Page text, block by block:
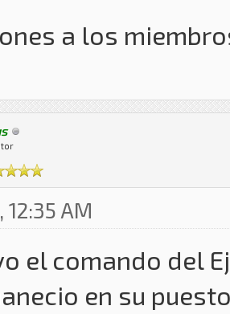
a los
12:35 AM
el comando del
en su